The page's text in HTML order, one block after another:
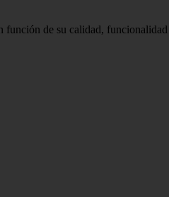
función de su calidad,